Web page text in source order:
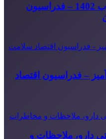
جشنواره امین‌الضرب 1402 – فدراسیون
– فدراسیون اقتصاد
دارو، ملاحظات و